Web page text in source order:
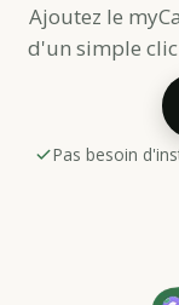
Ajoutez le
d'un simple
Pas besoin